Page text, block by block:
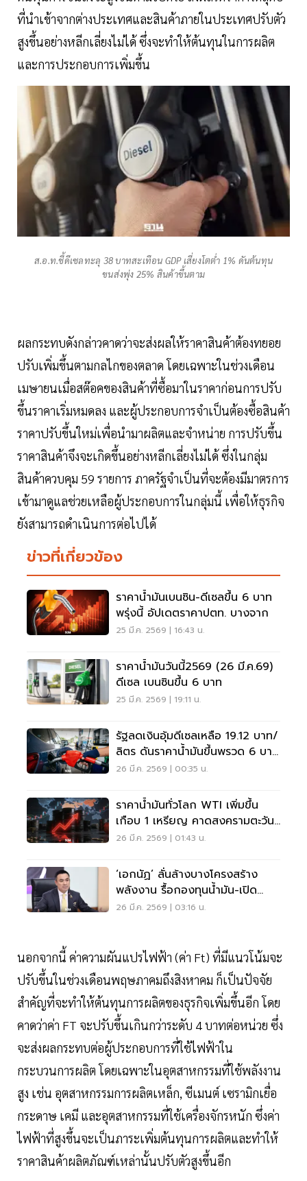
ที่นำเข้าจากต่างประเทศและสินค้าภายในประเทศปรับตัว
สูงขึ้นอย่างหลีกเลี่ยงไม่ได้ ซึ่งจะทำให้ต้นทุนในการผลิต
และการประกอบการเพิ่มขึ้น
ส.อ.ท.ชี้ดีเซลทะลุ 38 บาทสะเทือน GDP เสี่ยงโตต่ำ 1% ดันต้นทุน
ขนส่งพุ่ง 25% สินค้าขึ้นตาม
ผลกระทบดังกล่าวคาดว่าจะส่งผลให้ราคาสินค้าต้องทยอย
ปรับเพิ่มขึ้นตามกลไกของตลาด โดยเฉพาะในช่วงเดือน
เมษายนเมื่อสต๊อคของสินค้าที่ซื้อมาในราคาก่อนการปรับ
ขึ้นราคาเริ่มหมดลง และผู้ประกอบการจำเป็นต้องซื้อสินค้า
ราคาปรับขึ้นใหม่เพื่อนำมาผลิตและจำหน่าย การปรับขึ้น
ราคาสินค้าจึงจะเกิดขึ้นอย่างหลีกเลี่ยงไม่ได้ ซึ่งในกลุ่ม
สินค้าควบคุม 59 รายการ ภาครัฐจำเป็นที่จะต้องมีมาตรการ
เข้ามาดูแลช่วยเหลือผู้ประกอบการในกลุ่มนี้ เพื่อให้ธุรกิจ
ยังสามารถดำเนินการต่อไปได้
ข่าวที่เกี่ยวข้อง
ราคาน้ำมันเบนซิน-ดีเซลขึ้น 6 บาท
พรุ่งนี้ อัปเดตราคาปตท. บางจาก
25 มี.ค. 2569 | 16:43 น.
ราคาน้ำมันวันนี้2569 (26 มี.ค.69)
ดีเซล เบนซินขึ้น 6 บาท
25 มี.ค. 2569 | 19:11 น.
รัฐลดเงินอุ้มดีเซลเหลือ 19.12 บาท/
ลิตร ดันราคาน้ำมันขึ้นพรวด 6 บาท
วันนี้
26 มี.ค. 2569 | 00:35 น.
ราคาน้ำมันทั่วโลก WTI เพิ่มขึ้น
เกือบ 1 เหรียญ คาดสงครามตะวัน
ออกลางคลี่คลาย
26 มี.ค. 2569 | 01:43 น.
‘เอกนัฏ’ ลั่นล้างบางโครงสร้าง
พลังงาน รื้อกองทุนน้ำมัน-เปิด
ข้อมูลโปร่งใสทั้งระบบ
26 มี.ค. 2569 | 03:16 น.
นอกจากนี้ ค่าความผันแปรไฟฟ้า (ค่า Ft) ที่มีแนวโน้มจะ
ปรับขึ้นในช่วงเดือนพฤษภาคมถึงสิงหาคม ก็เป็นปัจจัย
สำคัญที่จะทำให้ต้นทุนการผลิตของธุรกิจเพิ่มขึ้นอีก โดย
คาดว่าค่า FT จะปรับขึ้นเกินกว่าระดับ 4 บาทต่อหน่วย ซึ่ง
จะส่งผลกระทบต่อผู้ประกอบการที่ใช้ไฟฟ้าใน
กระบวนการผลิต โดยเฉพาะในอุตสาหกรรมที่ใช้พลังงาน
สูง เช่น อุตสาหกรรมการผลิตเหล็ก, ซีเมนต์ เซรามิกเยื่อ
กระดาษ เคมี และอุตสาหกรรมที่ใช้เครื่องจักรหนัก ซึ่งค่า
ไฟฟ้าที่สูงขึ้นจะเป็นภาระเพิ่มต้นทุนการผลิตและทำให้
ราคาสินค้าผลิตภัณฑ์เหล่านั้นปรับตัวสูงขึ้นอีก